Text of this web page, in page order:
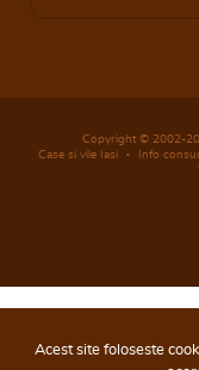
Copyright © 2002-
Case si vile Iasi
Info
Acest site foloseste